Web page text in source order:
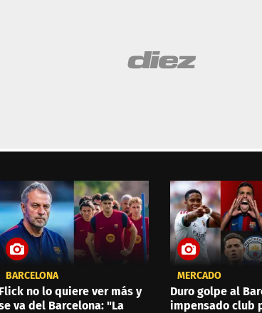
BARCELONA
Flick no lo quiere ver más y
va del Barcelona: "La
MERCADO
Duro golpe al
impensado club